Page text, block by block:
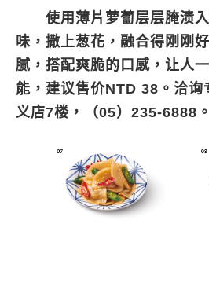
使用薄片萝蔔层层腌渍入
味，撒上葱花，融合得刚刚
腻，搭配爽脆的口感，让人
能，建议售价NTD 38。洽询
义店7楼，（05）235-6888。